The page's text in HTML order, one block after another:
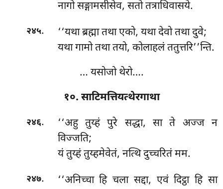
नागो सङ्गामसीसेव, सतो तत्राधिवासये.
२४५.
‘‘यथा ब्रह्मा तथा एको, यथा देवो तथा दुवे;
यथा गामो तथा तयो, कोलाहलं ततुत्तरि’’न्ति.
… यसोजो थेरो….
१०. साटिमत्तियत्थेरगाथा
२४६. ‘‘अहुतुय्हं पुरे सद्धा, सा ते अज्ज न
विज्जति;
यं तुय्हं तुय्हमेवेतं, नत्थि दुच्चरितं मम.
२४७.
‘‘अनिच्चा हि चला सद्दा, एवं दिट्ठा हि सा